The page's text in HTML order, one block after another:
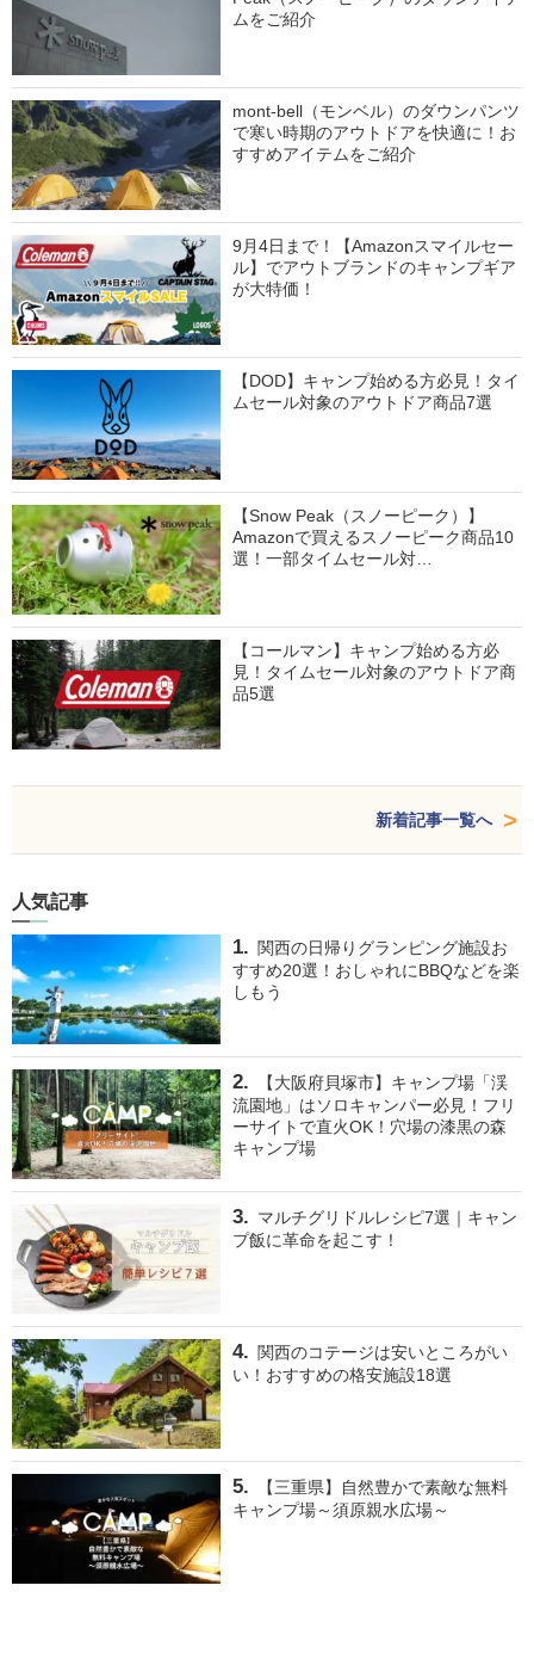
ムをご紹介
mont-bell（モンベル）のダウンパンツ
で寒い時期のアウトドアを快適に！お
すすめアイテムをご紹介
9月4日まで！【Amazonスマイルセー
ル】でアウトブランドのキャンプギア
が大特価！
【DOD】キャンプ始める方必見！タイ
ムセール対象のアウトドア商品7選
【Snow Peak（スノーピーク）】
Amazonで買えるスノーピーク商品10
選！一部タイムセール対…
【コールマン】キャンプ始める方必
見！タイムセール対象のアウトドア商
品5選
新着記事一覧へ
人気記事
関西の日帰りグランピング施設お
すすめ20選！おしゃれにBBQなどを楽
しもう
【大阪府貝塚市】キャンプ場「渓
流園地」はソロキャンパー必見！フリ
ーサイトで直火OK！穴場の漆黒の森
キャンプ場
マルチグリドルレシピ7選｜キャン
プ飯に革命を起こす！
関西のコテージは安いところがい
い！おすすめの格安施設18選
【三重県】自然豊かで素敵な無料
キャンプ場～須原親水広場～